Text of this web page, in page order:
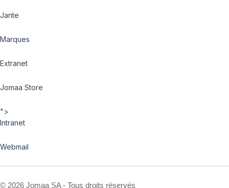
Jante
Marques
Extranet
Jomaa Store
">
Intranet
Webmail
© 2026 Jomaa SA - Tous droits réservés